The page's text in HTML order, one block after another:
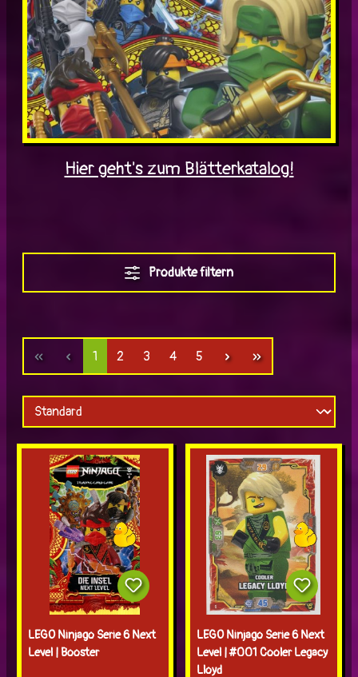
Hier geht's zum Blätterkatalog!
Produkte filtern
Seite
1 Seite
2 Seite
3 Seite
4 Seite
5
LEGO Ninjago Serie 6 Next
Level | Booster
LEGO Ninjago Serie 6 Next
Level | #001 Cooler Legacy
Lloyd